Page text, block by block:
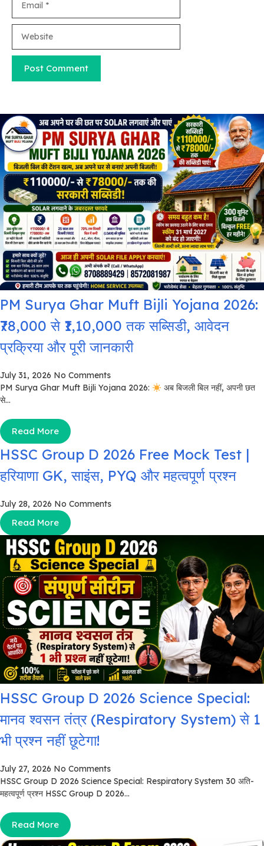
PM Surya Ghar Muft Bijli Yojana 2026:
₹78,000 से ₹1,10,000 तक सब्सिडी, आवेदन
प्रक्रिया और पूरी जानकारी
July 31, 2026 No Comments
PM Surya Ghar Muft Bijli Yojana 2026:
अब बिजली बिल नहीं, अपनी छत
से...
Read More
HSSC Group D 2026 Free Mock Test |
हरियाणा GK, साइंस, PYQ और महत्वपूर्ण प्रश्न
July 28, 2026 No Comments
Read More
HSSC Group D 2026 Science Special:
मानव श्वसन तंत्र (Respiratory System) से 1
भी प्रश्न नहीं छूटेगा!
July 27, 2026 No Comments
HSSC Group D 2026 Science Special: Respiratory System 30 अति-
महत्वपूर्ण प्रश्न HSSC Group D 2026...
Read More